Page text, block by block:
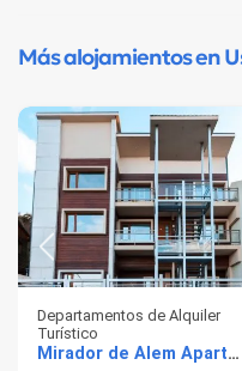
Más alojamientos en
Departamentos de Alquiler
Turístico
Mirador de Alem Apartments